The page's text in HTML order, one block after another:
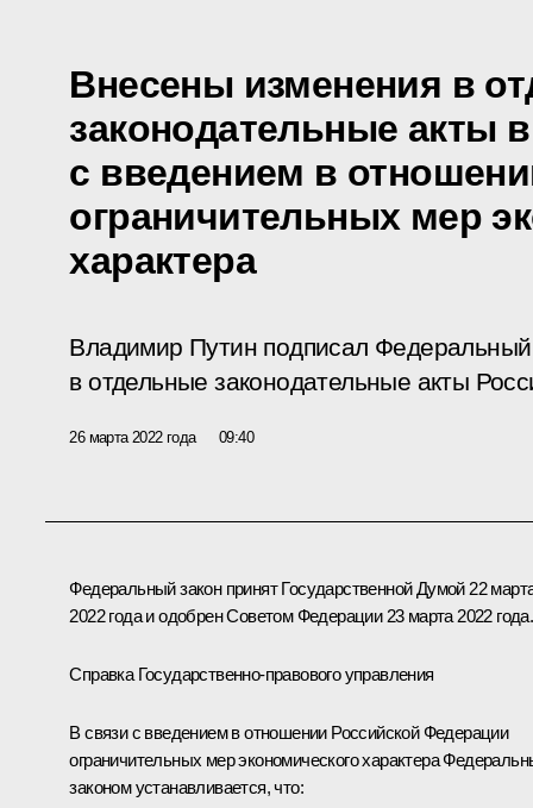
Внесены изменения в
законодательные акты
с введением в
ограничительных мер
характера
Владимир Путин подписал
в отдельные законодательные акты
26 марта 2022 года 09:40
Федеральный закон принят Государственной Думой 22
2022 года и одобрен Советом Федерации 23 марта 2022 года.
Справка Государственно-правового управления
В связи с введением в отношении Российской Федерации
ограничительных мер экономического характера
законом устанавливается, что: